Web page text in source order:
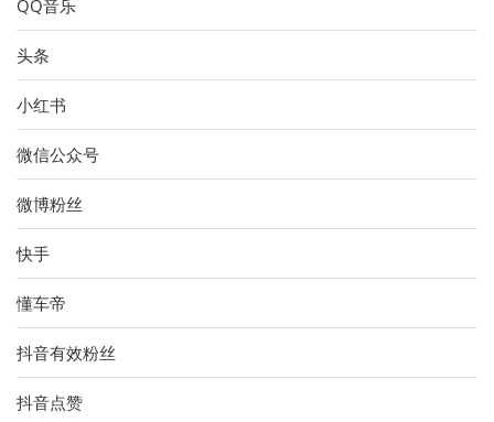
QQ音乐
头条
小红书
微信公众号
微博粉丝
快手
懂车帝
抖音有效粉丝
抖音点赞